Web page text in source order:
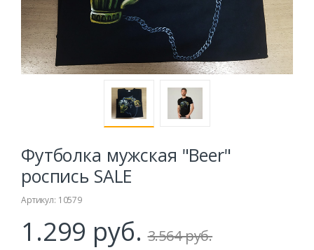
Футболка мужская "Beer"
роспись SALE
Артикул: 10579
1.299 руб. 3.564 руб.